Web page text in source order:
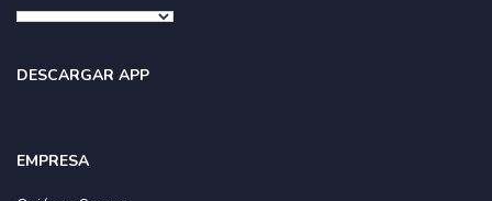
DESCARGAR APP
EMPRESA